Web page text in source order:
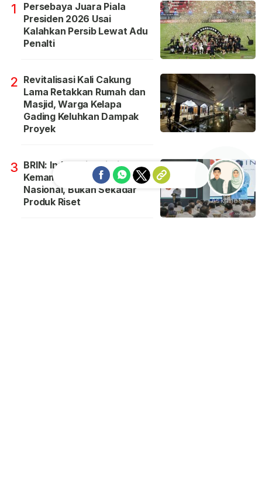
1
Persebaya Juara Piala
Presiden 2026 Usai
Kalahkan Persib Lewat Adu
Penalti
2 Revitalisasi Kali Cakung
Lama Retakkan Rumah dan
Masjid, Warga Kelapa
Gading Keluhkan Dampak
Proyek
3 BRIN: Indonesia Prioritaskan
Kemampuan Teknologi
Nasional, Bukan Sekadar
Produk Riset
Ask me!